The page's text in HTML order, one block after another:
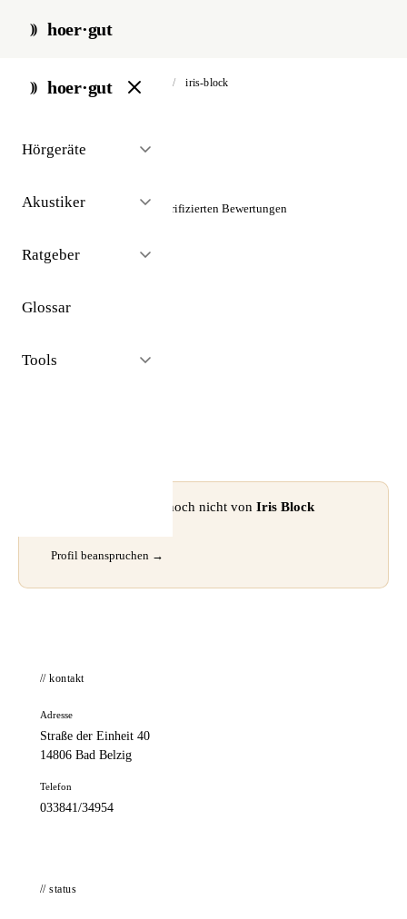
hoer·gut
hoer·gut
Hörgeräte
Akustiker
Ratgeber
Glossar
Tools
start / akustiker / bad belzig / iris-block
Iris Block
☆☆☆☆☆ Noch keine verifizierten Bewertungen
⚠ Dieses Profil wurde noch nicht von Iris Block
Profil beanspruchen →
// kontakt
Adresse
Straße der Einheit 40
14806 Bad Belzig
Telefon
033841/34954
// status